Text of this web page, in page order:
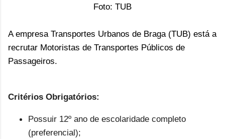
Foto: TUB
A empresa Transportes Urbanos de Braga (TUB) está a
recrutar Motoristas de Transportes Públicos de
Passageiros.
Critérios Obrigatórios:
Possuir 12º ano de escolaridade completo
(preferencial);